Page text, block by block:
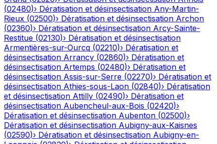
(02480)› Dératisation et désinsectisation Any-Martin-
Rieux (02500)› Dératisation et désinsectisation Archon
(02360)› Dératisation et désinsectisation Arcy-Sainte-
Restitue (02130)› Dératisation et désinsectisation
Armentières-sur-Ourcq (02210)› Dératisation et
désinsectisation Arrancy (02860)› Dératisation et
désinsectisation Artemps (02480)› Dératisation et
désinsectisation Assis-sur-Serre (02270)› Dératisation et
désinsectisation Athies-sous-Laon (02840)› Dératisation
et désinsectisation Attilly (02490)› Dératisation et
désinsectisation Aubencheul-aux-Bois (02420)›
Dératisation et désinsectisation Aubenton (02500)›
Dératisation et désinsectisation Aubigny-aux-Kaisnes
(02590)› Dératisation et désinsectisation Aubigny-en-